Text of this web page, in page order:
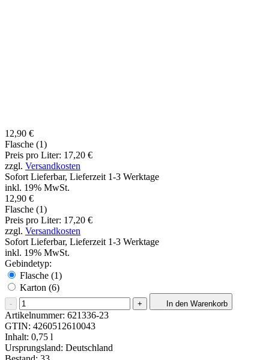
12,90 €
Flasche (1)
Preis pro Liter: 17,20 €
zzgl. Versandkosten
Sofort Lieferbar, Lieferzeit 1-3 Werktage
inkl. 19% MwSt.
12,90 €
Flasche (1)
Preis pro Liter: 17,20 €
zzgl. Versandkosten
Sofort Lieferbar, Lieferzeit 1-3 Werktage
inkl. 19% MwSt.
Gebindetyp:
Flasche (1)
Karton (6)
- + In den Warenkorb
Artikelnummer: 621336-23
GTIN: 4260512610043
Inhalt: 0,75 l
Ursprungsland: Deutschland